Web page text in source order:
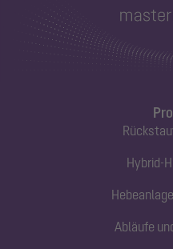
Hybrid-
Abläufe